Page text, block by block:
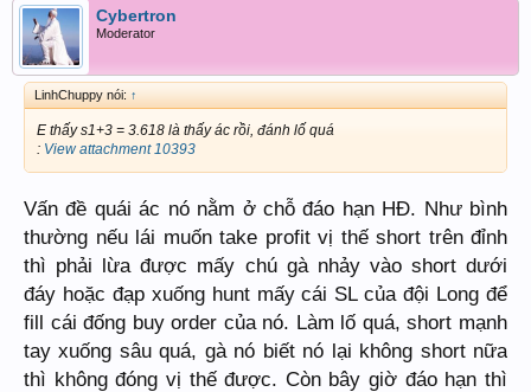
Cybertron
Moderator
LinhChuppy nói: ↑
E thấy s1+3 = 3.618 là thấy ác rồi, đánh lố quá
: View attachment 10393
Vấn đề quái ác nó nằm ở chỗ đáo hạn HĐ. Như bình
thường nếu lái muốn take profit vị thế short trên đỉnh
thì phải lừa được mấy chú gà nhảy vào short dưới
đáy hoặc đạp xuống hunt mấy cái SL của đội Long để
fill cái đống buy order của nó. Làm lố quá, short mạnh
tay xuống sâu quá, gà nó biết nó lại không short nữa
thì không đóng vị thế được. Còn bây giờ đáo hạn thì